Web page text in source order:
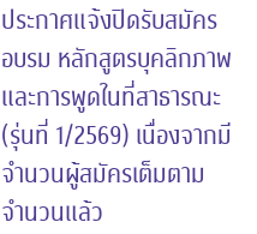
ประกาศแจ้งปิดรับสมัคร
อบรม หลักสูตรบุคลิกภาพ
และการพูดในที่สาธารณะ
(รุ่นที่ 1/2569) เนื่องจากมี
จำนวนผู้สมัครเต็มตาม
จำนวนแล้ว